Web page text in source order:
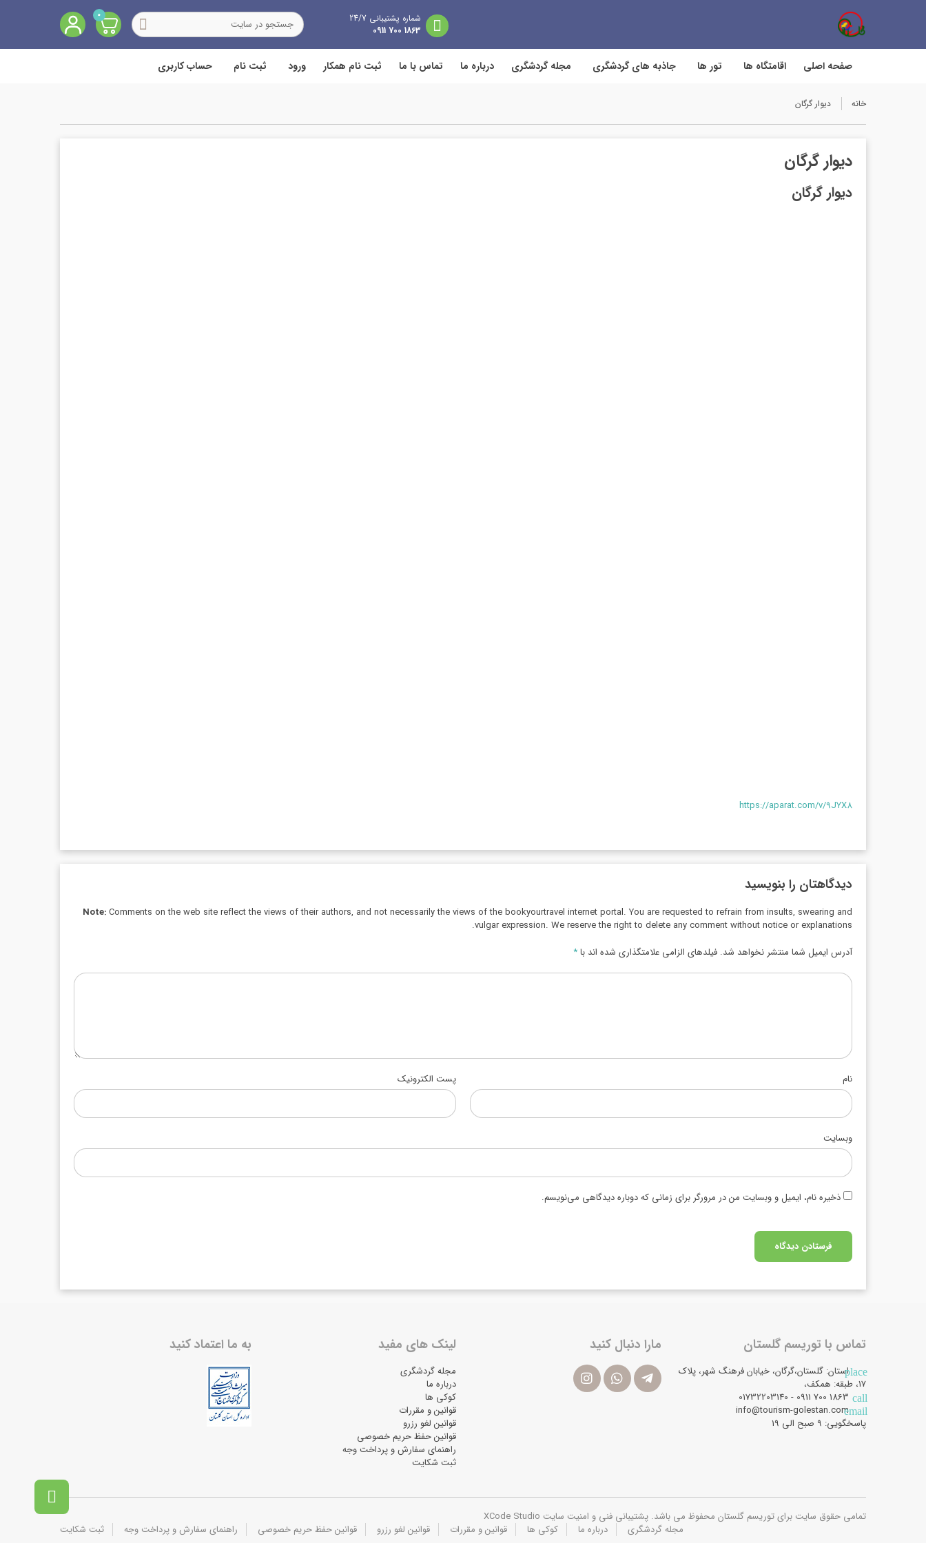
شماره پشتیبانی 24/7
1863 700 0911
0
صفحه اصلی اقامتگاه ها تور ها جاذبه های گردشگری مجله گردشگری درباره ما تماس با ما ثبت نام همکار ورود ثبت نام حساب کاربری
خانه دیوار گرگان
دیوار گرگان
دیوار گرگان
https://aparat.com/v/9JYX8
دیدگاهتان را بنویسید
Note:Comments on the web site reflect the views of their authors, and not necessarily the views of the bookyourtravel internet portal. You are requested to refrain from insults, swearing and
vulgar expression. We reserve the right to delete any comment without notice or explanations.
آدرس ایمیل شما منتشر نخواهد شد. فیلدهای الزامی علامتگذاری شده اند با*
نام پست الکترونیک
وبسایت
ذخیره نام، ایمیل و وبسایت من در مرورگر برای زمانی که دوباره دیدگاهی می‌نویسم.

تماس با توریسم گلستان
placeاستان: گلستان،گرگان، خیابان فرهنگ شهر، پلاک
17، طبقه: همکف،
call
email
info@tourism-golestan.com
پاسخگویی: ۹ صبح الی 19
مارا دنبال کنید لینک های مفید
مجله گردشگری
درباره ما
کوکی ها
قوانین و مقررات
قوانین لغو رزرو
قوانین حفظ حریم خصوصی
راهنمای سفارش و پرداخت وجه
ثبت شکایت
به ما اعتماد کنید
تمامی حقوق سایت برای توریسم گلستان محفوظ می باشد. پشتیبانی فنی و امنیت سایت XCode Studio
مجله گردشگری
درباره ما کوکی ها قوانین و مقررات قوانین لغو رزرو قوانین حفظ حریم خصوصی راهنمای سفارش و پرداخت وجه ثبت شکایت